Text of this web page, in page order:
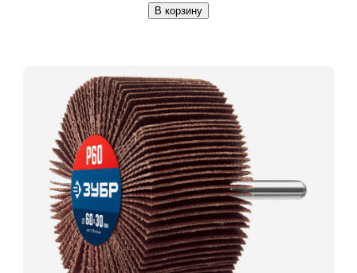
В корзину